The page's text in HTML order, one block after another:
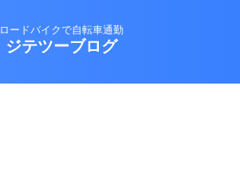
ロードバイクで自転車通勤
ジテツーブログ